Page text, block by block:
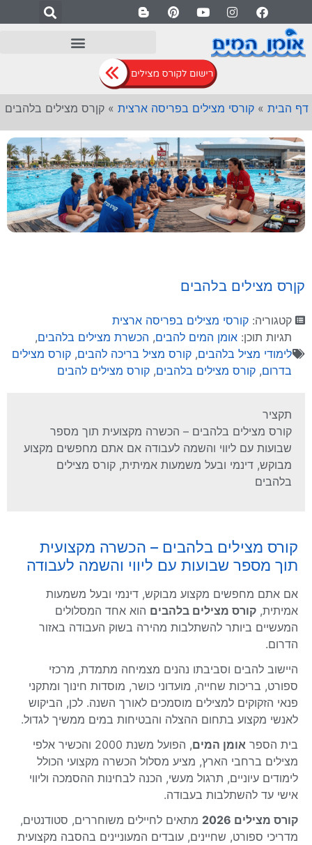
דף הבית » קורסי מצילים בפריסה ארצית » קןרס מצילים בלהבים
קןרס מצילים בלהבים
קטגוריה: קורסי מצילים בפריסה ארצית
תגיות תוכן: אומן המים להבים, הכשרת מצילים בלהבים,
לימודי מציל בלהבים, קורס מציל בריכה להבים, קורס מצילים
בדרום, קורס מצילים בלהבים, קורס מצילים להבים
תקציר
קורס מצילים בלהבים – הכשרה מקצועית תוך מספר
שבועות עם ליווי והשמה לעבודה אם אתם מחפשים מקצוע
מבוקש, דינמי ובעל משמעות אמיתית, קורס מצילים
בלהבים
קורס מצילים בלהבים – הכשרה מקצועית
תוך מספר שבועות עם ליווי והשמה לעבודה
אם אתם מחפשים מקצוע מבוקש, דינמי ובעל משמעות
אמיתית, קורס מצילים בלהבים הוא אחד המסלולים
המעשיים ביותר להשתלבות מהירה בשוק העבודה באזור
הדרום.
היישוב להבים וסביבתו נהנים מצמיחה מתמדת, מרכזי
ספורט, בריכות שחייה, מועדוני כושר, מוסדות חינוך ומתקני
פנאי הזקוקים למצילים מוסמכים לאורך השנה. לכן, הביקוש
לאנשי מקצוע בתחום ההצלה והבטיחות במים ממשיך לגדול.
בית הספר אומן המים
, הפועל משנת 2000 והכשיר אלפי
מצילים ברחבי הארץ, מציע מסלול הכשרה מקצועי הכולל
לימודים עיוניים, תרגול מעשי, הכנה לבחינות ההסמכה וליווי
אישי עד להשתלבות בעבודה.
קורס מצילים 2026
מתאים לחיילים משוחררים, סטודנטים,
מדריכי ספורט, שחיינים, עובדים המעוניינים בהסבה מקצועית